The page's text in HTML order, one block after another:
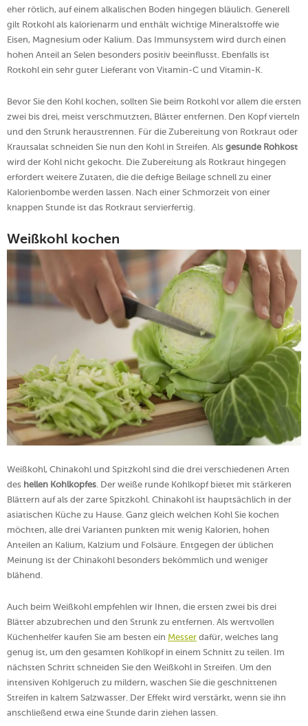
eher rötlich, auf einem alkalischen Boden hingegen bläulich. Generell
gilt Rotkohl als kalorienarm und enthält wichtige Mineralstoffe wie
Eisen, Magnesium oder Kalium. Das Immunsystem wird durch einen
hohen Anteil an Selen besonders positiv beeinflusst. Ebenfalls ist
Rotkohl ein sehr guter Lieferant von Vitamin-C und Vitamin-K.
Bevor Sie den Kohl kochen, sollten Sie beim Rotkohl vor allem die ersten
zwei bis drei, meist verschmutzten, Blätter entfernen. Den Kopf vierteln
und den Strunk heraustrennen. Für die Zubereitung von Rotkraut oder
Krautsalat schneiden Sie nun den Kohl in Streifen. Als gesunde Rohkost
wird der Kohl nicht gekocht. Die Zubereitung als Rotkraut hingegen
erfordert weitere Zutaten, die die deftige Beilage schnell zu einer
Kalorienbombe werden lassen. Nach einer Schmorzeit von einer
knappen Stunde ist das Rotkraut servierfertig.
Weißkohl kochen
Weißkohl, Chinakohl und Spitzkohl sind die drei verschiedenen Arten
des hellen Kohlkopfes . Der weiße runde Kohlkopf bietet mit stärkeren
Blättern auf als der zarte Spitzkohl. Chinakohl ist hauptsächlich in der
asiatischen Küche zu Hause. Ganz gleich welchen Kohl Sie kochen
möchten, alle drei Varianten punkten mit wenig Kalorien, hohen
Anteilen an Kalium, Kalzium und Folsäure. Entgegen der üblichen
Meinung ist der Chinakohl besonders bekömmlich und weniger
blähend.
Auch beim Weißkohl empfehlen wir Ihnen, die ersten zwei bis drei
Blätter abzubrechen und den Strunk zu entfernen. Als wertvollen
Küchenhelfer kaufen Sie am besten ein Messer dafür, welches lang
genug ist, um den gesamten Kohlkopf in einem Schnitt zu teilen. Im
nächsten Schritt schneiden Sie den Weißkohl in Streifen. Um den
intensiven Kohlgeruch zu mildern, waschen Sie die geschnittenen
Streifen in kaltem Salzwasser. Der Effekt wird verstärkt, wenn sie ihn
anschließend etwa eine Stunde darin ziehen lassen.